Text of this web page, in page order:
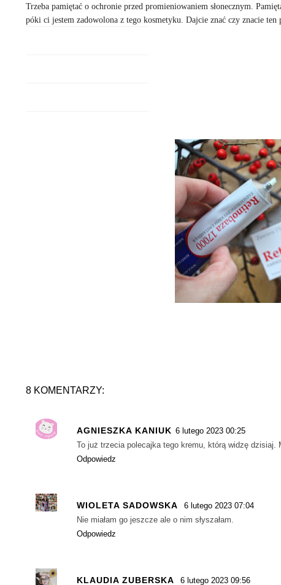
Trzeba pamiętać o ochronie przed promieniowaniem słonecznym.
póki ci jestem zadowolona z tego kosmetyku. Dajcie znać czy znacie ten
8 KOMENTARZY:
AGNIESZKA KANIUK 6 lutego 2023 00:25
To już trzecia polecajka tego kremu, którą widzę dzisiaj.
Odpowiedz
WIOLETA SADOWSKA
6 lutego 2023 07:04
Nie miałam go jeszcze ale o nim słyszałam.
Odpowiedz
KLAUDIA ZUBERSKA
6 lutego 2023 09:56